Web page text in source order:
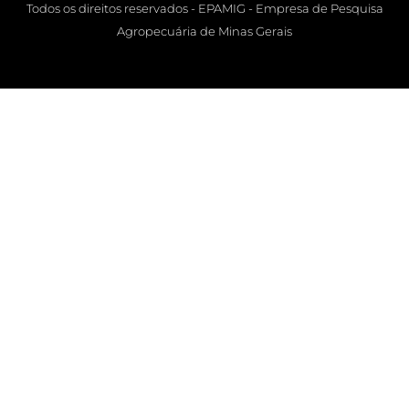
Todos os direitos reservados - EPAMIG - Empresa de Pesquisa
Agropecuária de Minas Gerais